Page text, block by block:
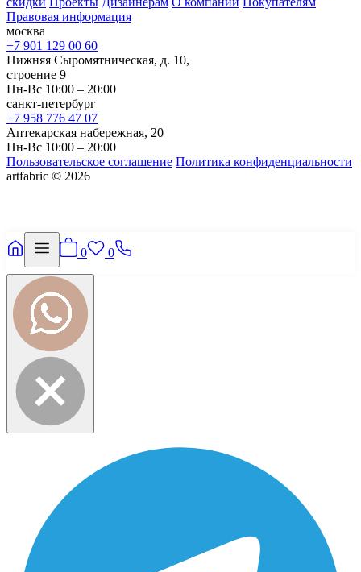
Правовая информация
москва
+7 901 129 00 60
Нижняя Сыромятническая, д. 10,
строение 9
Пн-Вс 10:00 – 20:00
санкт-петербург
+7 958 776 47 07
Аптекарская набережная, 20
Пн-Вс 10:00 – 20:00
Пользовательское соглашение Политика конфиденциальности
artfabric © 2026
0 0